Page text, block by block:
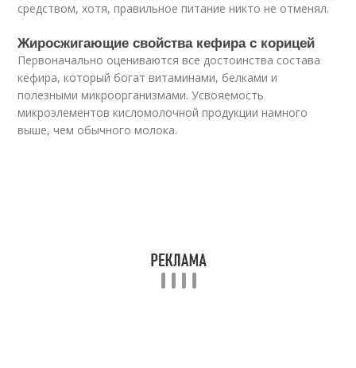
средством, хотя, правильное питание никто не отменял.
Жиросжигающие свойства кефира с корицей
Первоначально оцениваются все достоинства состава
кефира, который богат витаминами, белками и
полезными микроорганизмами. Усвояемость
микроэлементов кисломолочной продукции намного
выше, чем обычного молока.